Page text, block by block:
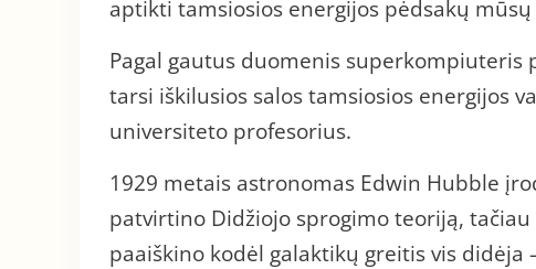
aptikti tamsiosios energijos pėdsakų
Pagal gautus duomenis
tarsi iškilusios salos tamsiosios energijos
universiteto profesorius.
1929 metais astronomas Edwin Hubble
patvirtino Didžiojo sprogimo teoriją,
paaiškino kodėl galaktikų greitis vis